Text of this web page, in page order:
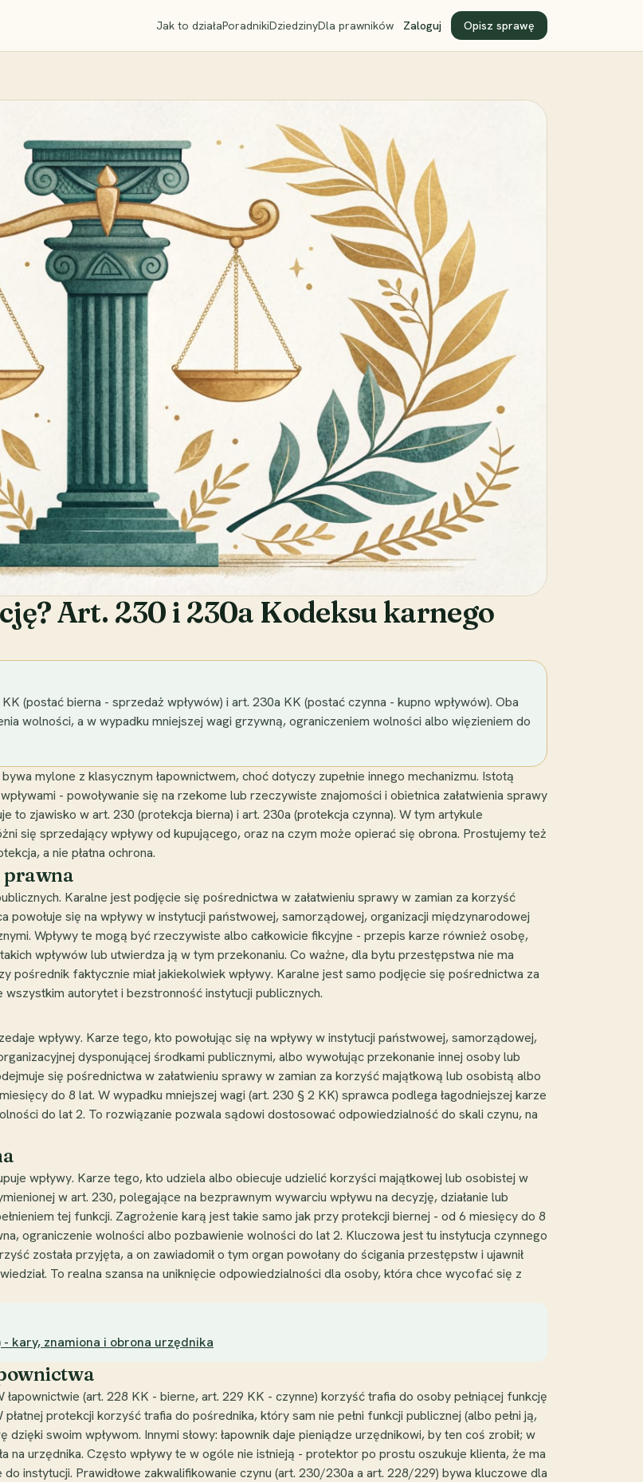
Jak to działaPoradnikiDziedzinyDla prawników Zaloguj Opisz sprawę
Art. 230 i 230a Kodeksu karnego
(postać bierna - sprzedaż wpływów) i art. 230a KK (postać czynna - kupno wpływów). Oba
wolności, a w wypadku mniejszej wagi grzywną, ograniczeniem wolności albo więzieniem do
mylone z klasycznym łapownictwem, choć dotyczy zupełnie innego mechanizmu. Istotą
- powoływanie się na rzekome lub rzeczywiste znajomości i obietnica załatwienia sprawy
to zjawisko w art. 230 (protekcja bierna) i art. 230a (protekcja czynna). W tym artykule
się sprzedający wpływy od kupującego, oraz na czym może opierać się obrona. Prostujemy też
a nie płatna ochrona.
prawna
Karalne jest podjęcie się pośrednictwa w załatwieniu sprawy w zamian za korzyść
się na wpływy w instytucji państwowej, samorządowej, organizacji międzynarodowej
Wpływy te mogą być rzeczywiste albo całkowicie fikcyjne - przepis karze również osobę,
wpływów lub utwierdza ją w tym przekonaniu. Co ważne, dla bytu przestępstwa nie ma
pośrednik faktycznie miał jakiekolwiek wpływy. Karalne jest samo podjęcie się pośrednictwa za
autorytet i bezstronność instytucji publicznych.
wpływy. Karze tego, kto powołując się na wpływy w instytucji państwowej, samorządowej,
dysponującej środkami publicznymi, albo wywołując przekonanie innej osoby lub
się pośrednictwa w załatwieniu sprawy w zamian za korzyść majątkową lub osobistą albo
do 8 lat. W wypadku mniejszej wagi (art. 230 § 2 KK) sprawca podlega łagodniejszej karze
do lat 2. To rozwiązanie pozwala sądowi dostosować odpowiedzialność do skali czynu, na
wpływy. Karze tego, kto udziela albo obiecuje udzielić korzyści majątkowej lub osobistej w
w art. 230, polegające na bezprawnym wywarciu wpływu na decyzję, działanie lub
tej funkcji. Zagrożenie karą jest takie samo jak przy protekcji biernej - od 6 miesięcy do 8
ograniczenie wolności albo pozbawienie wolności do lat 2. Kluczowa jest tu instytucja czynnego
została przyjęta, a on zawiadomił o tym organ powołany do ścigania przestępstw i ujawnił
To realna szansa na uniknięcie odpowiedzialności dla osoby, która chce wycofać się z
kary, znamiona i obrona urzędnika
(art. 228 KK - bierne, art. 229 KK - czynne) korzyść trafia do osoby pełniącej funkcję
płatnej protekcji korzyść trafia do pośrednika, który sam nie pełni funkcji publicznej (albo pełni ją,
swoim wpływom. Innymi słowy: łapownik daje pieniądze urzędnikowi, by ten coś zrobił; w
na urzędnika. Często wpływy te w ogóle nie istnieją - protektor po prostu oszukuje klienta, że ma
instytucji. Prawidłowe zakwalifikowanie czynu (art. 230/230a a art. 228/229) bywa kluczowe dla